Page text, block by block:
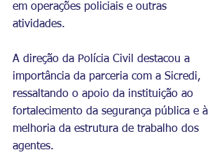
em operações policiais e outras
atividades.
A direção da Polícia Civil destacou a
importância da parceria com a Sicredi,
ressaltando o apoio da instituição ao
fortalecimento da segurança pública e à
melhoria da estrutura de trabalho dos
agentes.